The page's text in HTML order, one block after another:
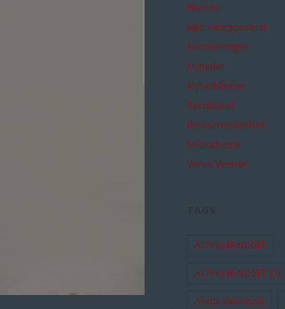
Historie
Ikke kategoriseret
Nomineringer
Nyheder
Nyhedsbreve
Personalet
Pressemeddelser
Selskaberne
Vores Venner
ALTING ER NOGET
ALTING ER NOGET 2.0
Anette Støvelbæk